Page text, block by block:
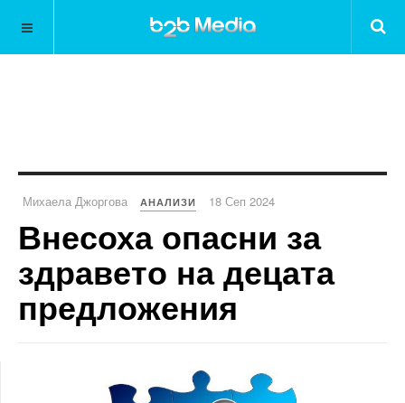
Михаела Джоргова АНАЛИЗИ 18 Сеп 2024
Внесоха опасни за
здравето на децата
предложения